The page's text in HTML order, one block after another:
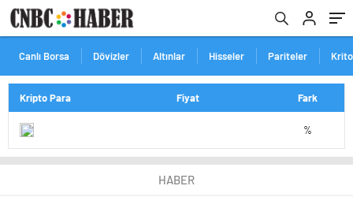
Canlı Borsa Dövizler Altınlar Hisseler Pariteler
Kripto Para Fiyat Fark
%
HABER